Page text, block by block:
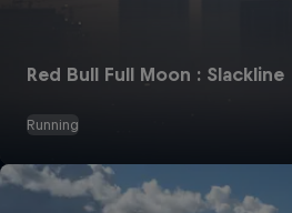
Red Bull Full Moon : Slackline
Running